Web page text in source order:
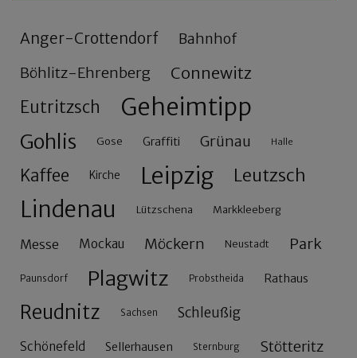
Anger-Crottendorf Bahnhof
Böhlitz-Ehrenberg Connewitz
Eutritzsch Geheimtipp
Gohlis Gose Graffiti Grünau Halle
Kaffee Kirche Leipzig Leutzsch
Lindenau Lützschena Markkleeberg
Messe Mockau Möckern Neustadt Park
Paunsdorf Plagwitz Probstheida Rathaus
Reudnitz Sachsen Schleußig
Schönefeld Sellerhausen Sternburg Stötteritz